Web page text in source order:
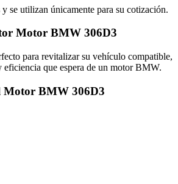
y se utilizan únicamente para su cotización.
Motor BMW 306D3
para revitalizar su vehículo compatible,
eficiencia que espera de un motor BMW.
Motor BMW 306D3